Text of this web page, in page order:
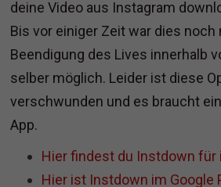
deine Video aus Instagram
Bis vor einiger Zeit war dies noch
Beendigung des Lives innerhalb
selber möglich. Leider ist diese
verschwunden und es braucht
App.
Hier findest du Instdown für
Hier ist Instdown im Google